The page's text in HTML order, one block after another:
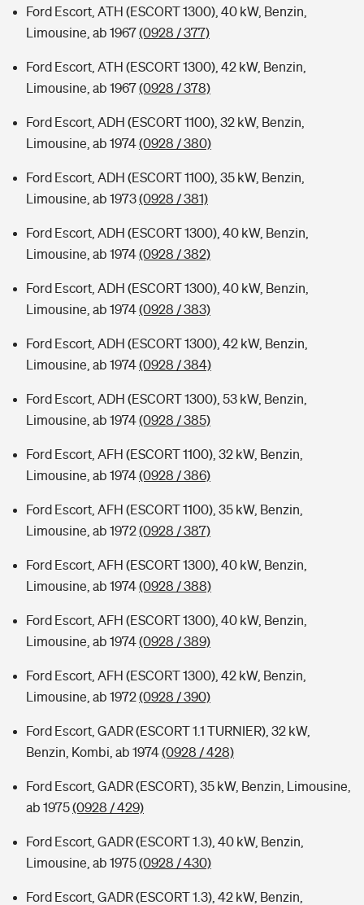
Ford Escort, ATH (ESCORT 1300), 40 kW, Benzin,
Limousine, ab 1967(0928 / 377)
Ford Escort, ATH (ESCORT 1300), 42 kW, Benzin,
Limousine, ab 1967(0928 / 378)
Ford Escort, ADH (ESCORT 1100), 32 kW, Benzin,
Limousine, ab 1974(0928 / 380)
Ford Escort, ADH (ESCORT 1100), 35 kW, Benzin,
Limousine, ab 1973(0928 / 381)
Ford Escort, ADH (ESCORT 1300), 40 kW, Benzin,
Limousine, ab 1974(0928 / 382)
Ford Escort, ADH (ESCORT 1300), 40 kW, Benzin,
Limousine, ab 1974(0928 / 383)
Ford Escort, ADH (ESCORT 1300), 42 kW, Benzin,
Limousine, ab 1974(0928 / 384)
Ford Escort, ADH (ESCORT 1300), 53 kW, Benzin,
Limousine, ab 1974(0928 / 385)
Ford Escort, AFH (ESCORT 1100), 32 kW, Benzin,
Limousine, ab 1974(0928 / 386)
Ford Escort, AFH (ESCORT 1100), 35 kW, Benzin,
Limousine, ab 1972(0928 / 387)
Ford Escort, AFH (ESCORT 1300), 40 kW, Benzin,
Limousine, ab 1974(0928 / 388)
Ford Escort, AFH (ESCORT 1300), 40 kW, Benzin,
Limousine, ab 1974(0928 / 389)
Ford Escort, AFH (ESCORT 1300), 42 kW, Benzin,
Limousine, ab 1972(0928 / 390)
Ford Escort, GADR (ESCORT 1.1 TURNIER), 32 kW,
Benzin, Kombi, ab 1974(0928 / 428)
Ford Escort, GADR (ESCORT), 35 kW, Benzin, Limousine,
ab 1975(0928 / 429)
Ford Escort, GADR (ESCORT 1.3), 40 kW, Benzin,
Limousine, ab 1975(0928 / 430)
Ford Escort, GADR (ESCORT 1.3), 42 kW, Benzin,